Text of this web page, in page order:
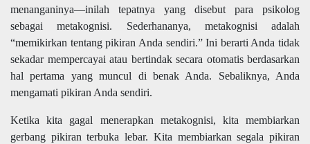
menanganinya—inilah tepatnya yang disebut para psikolog
sebagai metakognisi. Sederhananya, metakognisi adalah
“memikirkan tentang pikiran Anda sendiri.” Ini berarti Anda tidak
sekadar mempercayai atau bertindak secara otomatis berdasarkan
hal pertama yang muncul di benak Anda. Sebaliknya, Anda
mengamati pikiran Anda sendiri.
Ketika kita gagal menerapkan metakognisi, kita membiarkan
gerbang pikiran terbuka lebar. Kita membiarkan segala pikiran